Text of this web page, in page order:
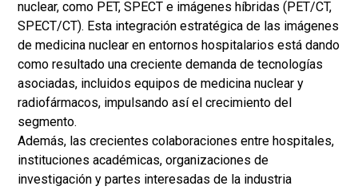
nuclear, como PET, SPECT e imágenes híbridas (PET/CT,
SPECT/CT). Esta integración estratégica de las imágenes
de medicina nuclear en entornos hospitalarios está dando
como resultado una creciente demanda de tecnologías
asociadas, incluidos equipos de medicina nuclear y
radiofármacos, impulsando así el crecimiento del
segmento.
Además, las crecientes colaboraciones entre hospitales,
instituciones académicas, organizaciones de
investigación y partes interesadas de la industria